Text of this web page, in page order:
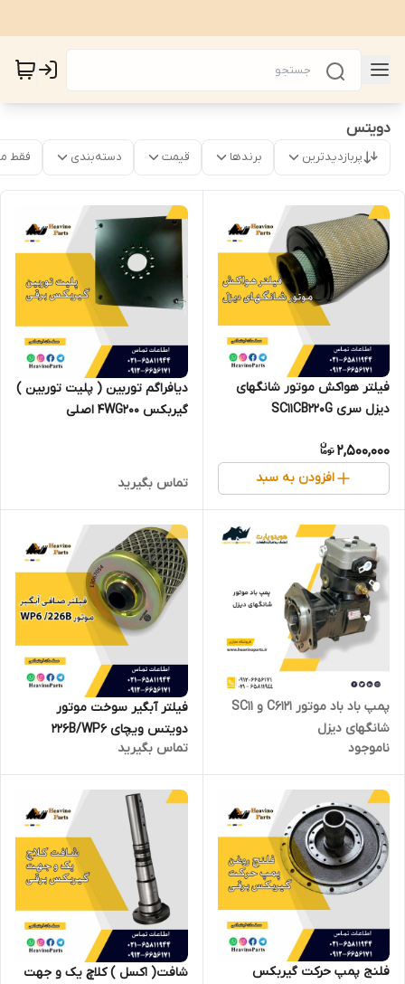
دویتس
پربازدیدترین برندها قیمت دسته‌بندی فقط
فیلتر هواکش موتور شانگهای
دیزل سری SC11CB220G
2,500,000
افزودن به سبد
دیافراگم توربین ( پلیت توربین )
گیربکس 4WG200 اصلی
تماس بگیرید
پمپ باد باد موتور C6121 و SC11
شانگهای دیزل
ناموجود
فیلتر آبگیر سوخت موتور
دویتس ویچای 226B/WP6
تماس بگیرید
فلنج پمپ حرکت گیربکس
شافت( اکسل ) کلاچ یک و جهت